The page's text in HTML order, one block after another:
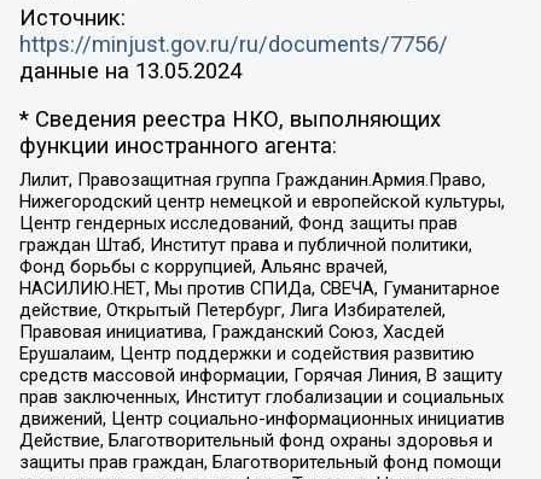
Источник:
https://minjust.gov.ru/ru/documents/7756/
данные на 13.05.2024
* Сведения реестра НКО, выполняющих
функции иностранного агента:
Лилит, Правозащитная группа Гражданин.Армия.Право,
Нижегородский центр немецкой и европейской культуры,
Центр гендерных исследований, Фонд защиты прав
граждан Штаб, Институт права и публичной политики,
Фонд борьбы с коррупцией, Альянс врачей,
НАСИЛИЮ.НЕТ, Мы против СПИДа, СВЕЧА, Гуманитарное
действие, Открытый Петербург, Лига Избирателей,
Правовая инициатива, Гражданский Союз, Хасдей
Ерушалаим, Центр поддержки и содействия развитию
средств массовой информации, Горячая Линия, В защиту
прав заключенных, Институт глобализации и социальных
движений, Центр социально-информационных инициатив
Действие, Благотворительный фонд охраны здоровья и
защиты прав граждан, Благотворительный фонд помощи